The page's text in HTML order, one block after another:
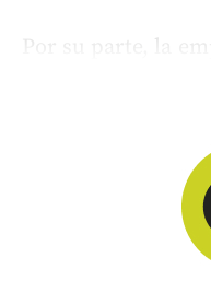
Por su parte, la